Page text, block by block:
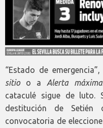
“Estado de
sitioo a Alerta máxima
cataculé sigue de luto.
destitución de
convocatoria de